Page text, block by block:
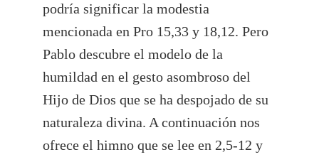
podría significar la modestia
mencionada en Pro 15,33 y 18,12. Pero
Pablo descubre el modelo de la
humildad en el gesto asombroso del
Hijo de Dios que se ha despojado de su
naturaleza divina. A continuación nos
ofrece el himno que se lee en 2,5-12 y